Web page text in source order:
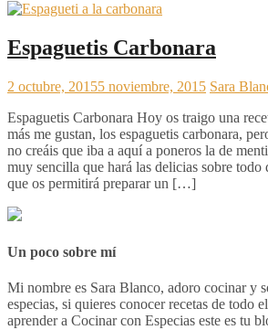
Espaguetis Carbonara
2 octubre, 20155 noviembre, 2015 Sara
Espaguetis Carbonara Hoy os traigo una
más me gustan, los espaguetis carbonara,
no creáis que iba a aquí a poneros la de
muy sencilla que hará las delicias sobre todo
que os permitirá preparar un […]
Un poco sobre mí
Mi nombre es Sara Blanco, adoro cocinar y
especias, si quieres conocer recetas de todo
aprender a Cocinar con Especias este es tu